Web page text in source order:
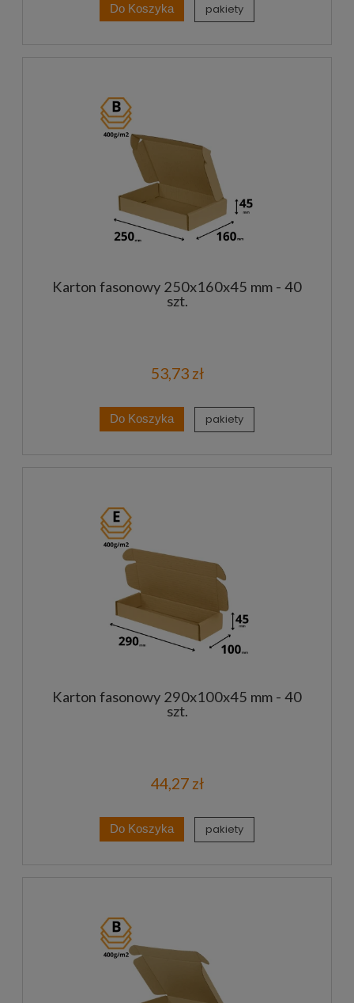
Do Koszyka pakiety
Karton fasonowy 250x160x45 mm - 40
szt.
53,73 zł
Do Koszyka pakiety
Karton fasonowy 290x100x45 mm - 40
szt.
44,27 zł
Do Koszyka pakiety